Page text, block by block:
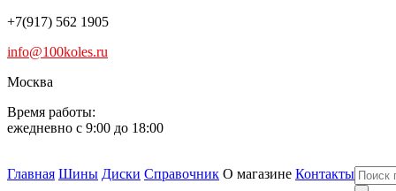
+7(917) 562 1905
info@100koles.ru
Москва
Время работы:
ежедневно с 9:00 до 18:00
Главная Шины Диски Справочник О магазине Контакты